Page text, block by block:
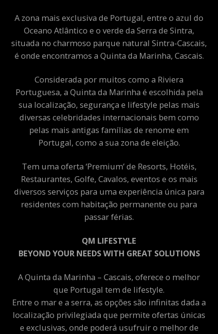
A zona mais exclusiva de Portugal, entre o azul do
Oceano Atlântico e o verde da Serra de Sintra,
situada no charmoso parque natural Sintra-Cascais,
é onde encontramos a Quinta da Marinha, Cascais.
Considerada por muitos como a Riviera
Portuguesa, a Quinta da Marinha é escolhida pela
sua localização, segurança e lifestyle pelas mais
diversas celebridades internacionais bem como
pelas mais antigas famílias de renome em
Portugal, como a sua zona de eleição.
Tem uma oferta ‘Premium’ de Resorts, Hotéis,
Restaurantes, Golfe, Cavalos, eventos e os mais
diversos serviços para uma experiência única para
residentes com habitação permanente ou para
passar férias.
QM LIFESTYLE
BEYOND YOUR NEEDS WITH GREAT SOLUTIONS
A Quinta da Marinha – Cascais, oferece o melhor
que Portugal tem de lifestyle.
Entre o mar e a serra, as opções são infinitas dada a
localização privilegiada que permite ofertas únicas
e exclusivas, onde poderá usufruir o melhor de